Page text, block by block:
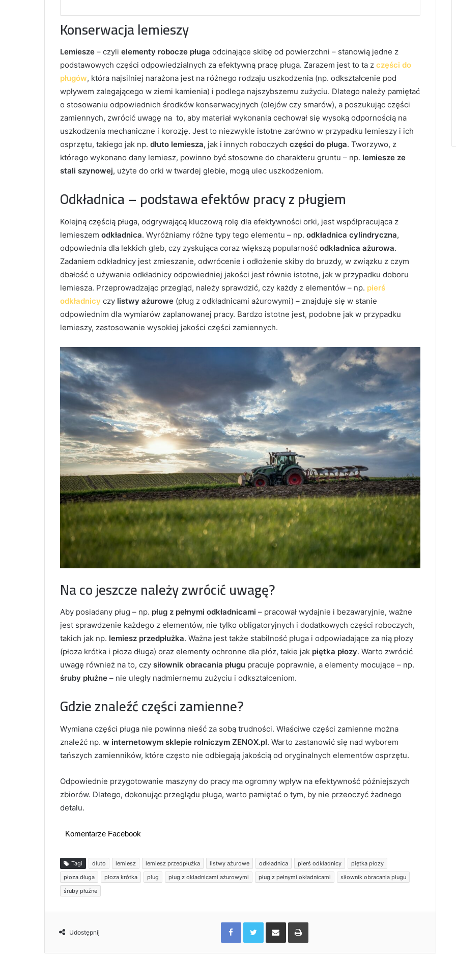
Konserwacja lemieszy
Lemiesze – czyli elementy robocze pługa odcinające skibę od powierzchni – stanowią jedne z
podstawowych części odpowiedzialnych za efektywną pracę pługa. Zarazem jest to ta z części do
pługów, która najsilniej narażona jest na różnego rodzaju uszkodzenia (np. odkształcenie pod
wpływem zalegającego w ziemi kamienia) i podlega najszybszemu zużyciu. Dlatego należy pamiętać
o stosowaniu odpowiednich środków konserwacyjnych (olejów czy smarów), a poszukując części
zamiennych, zwrócić uwagę na to, aby materiał wykonania cechował się wysoką odpornością na
uszkodzenia mechaniczne i korozję. Jest to niezwykle istotne zarówno w przypadku lemieszy i ich
osprzętu, takiego jak np. dłuto lemiesza, jak i innych roboczych części do pługa. Tworzywo, z
którego wykonano dany lemiesz, powinno być stosowne do charakteru gruntu – np. lemiesze ze
stali szynowej, użyte do orki w twardej glebie, mogą ulec uszkodzeniom.
Odkładnica – podstawa efektów pracy z pługiem
Kolejną częścią pługa, odgrywającą kluczową rolę dla efektywności orki, jest współpracująca z
lemieszem odkładnica. Wyróżniamy różne typy tego elementu – np. odkładnica cylindryczna,
odpowiednia dla lekkich gleb, czy zyskująca coraz większą popularność odkładnica ażurowa.
Zadaniem odkładnicy jest zmieszanie, odwrócenie i odłożenie skiby do bruzdy, w związku z czym
dbałość o używanie odkładnicy odpowiedniej jakości jest równie istotne, jak w przypadku doboru
lemiesza. Przeprowadzając przegląd, należy sprawdzić, czy każdy z elementów – np. pierś
odkładnicy czy listwy ażurowe (pług z odkładnicami ażurowymi) – znajduje się w stanie
odpowiednim dla wymiarów zaplanowanej pracy. Bardzo istotne jest, podobne jak w przypadku
lemieszy, zastosowanie wysokiej jakości części zamiennych.
Na co jeszcze należy zwrócić uwagę?
Aby posiadany pług – np. pług z pełnymi odkładnicami – pracował wydajnie i bezawaryjnie, ważne
jest sprawdzenie każdego z elementów, nie tylko obligatoryjnych i dodatkowych części roboczych,
takich jak np. lemiesz przedpłużka. Ważna jest także stabilność pługa i odpowiadające za nią płozy
(płoza krótka i płoza długa) oraz elementy ochronne dla płóz, takie jak piętka płozy. Warto zwrócić
uwagę również na to, czy siłownik obracania pługu pracuje poprawnie, a elementy mocujące – np.
śruby płużne – nie uległy nadmiernemu zużyciu i odkształceniom.
Gdzie znaleźć części zamienne?
Wymiana części pługa nie powinna nieść za sobą trudności. Właściwe części zamienne można
znaleźć np. w internetowym sklepie rolniczym ZENOX.pl. Warto zastanowić się nad wyborem
tańszych zamienników, które często nie odbiegają jakością od oryginalnych elementów osprzętu.
Odpowiednie przygotowanie maszyny do pracy ma ogromny wpływ na efektywność późniejszych
zbiorów. Dlatego, dokonując przeglądu pługa, warto pamiętać o tym, by nie przeoczyć żadnego
detalu.
Komentarze Facebook
Tagi dłuto lemiesz lemiesz przedpłużka listwy ażurowe odkładnica pierś odkładnicy
piętka płozy
płoza długa
płoza krótka pług pług z okładnicami ażurowymi pług z pełnymi okładnicami
siłownik obracania pługu
śruby płuźne
Udostępnij
FacebookTwitterUdostępnij maila Drukuj